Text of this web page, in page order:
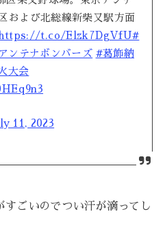
および北総線新柴又駅方面
https://t.co/Elzk7DgVfU#
ンテナボンバーズ #葛飾納
大会
11, 2023
すごいのでつい汗が滴ってし